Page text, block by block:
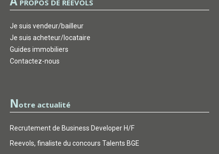
PROPOS DE REEVOLS
Je suis vendeur/bailleur
Je suis acheteur/locataire
Guides immobiliers
Contactez-nous
Notre actualité
Recrutement de Business Developer H/F
Reevols, finaliste du concours Talents BGE